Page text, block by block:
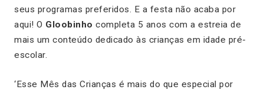
seus programas preferidos. E a festa não acaba por
aqui! O Gloobinho completa 5 anos com a estreia de
mais um conteúdo dedicado às crianças em idade pré-
escolar.
‘Esse Mês das Crianças é mais do que especial por